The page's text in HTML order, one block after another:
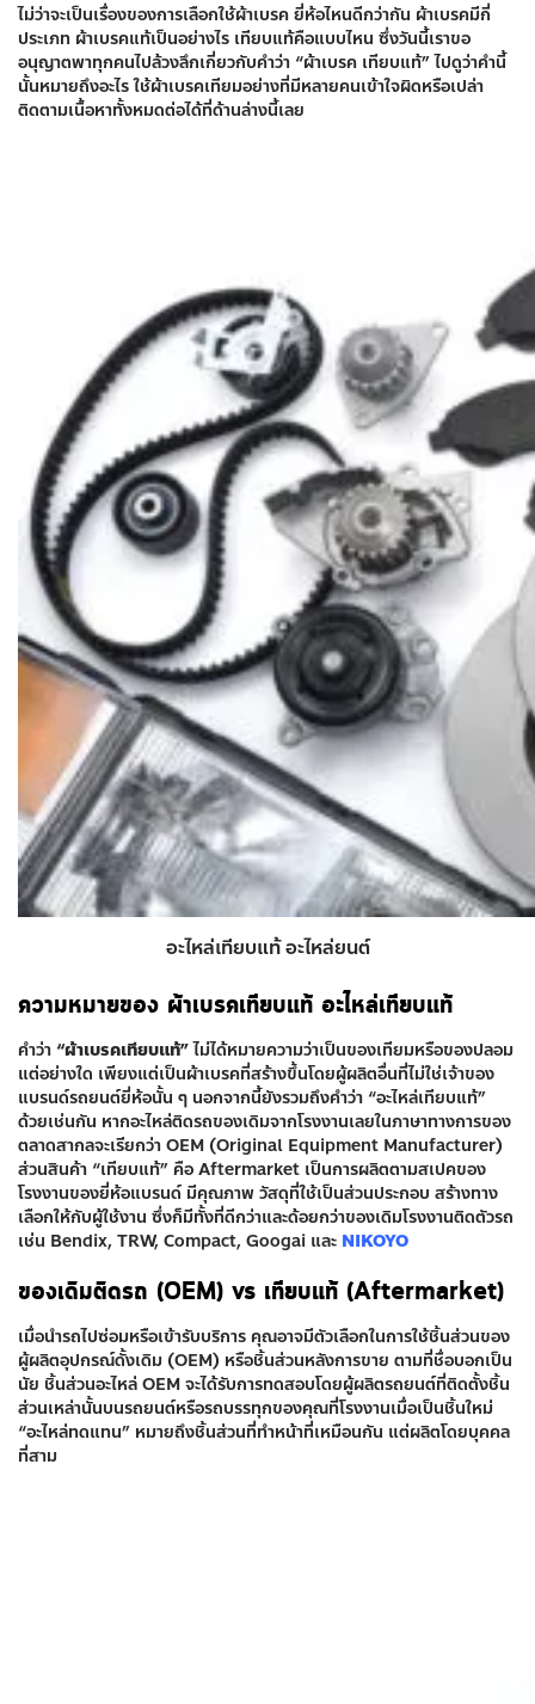
ไม่ว่าจะเป็นเรื่องของการเลือกใช้ผ้าเบรค ยี่ห้อไหนดีกว่ากัน ผ้าเบรคมีกี่
ประเภท ผ้าเบรคแท้เป็นอย่างไร เทียบแท้คือแบบไหน ซึ่งวันนี้เราขอ
อนุญาตพาทุกคนไปล้วงลึกเกี่ยวกับคำว่า “ผ้าเบรค เทียบแท้” ไปดูว่าคำนี้
นั้นหมายถึงอะไร ใช้ผ้าเบรคเทียมอย่างที่มีหลายคนเข้าใจผิดหรือเปล่า
ติดตามเนื้อหาทั้งหมดต่อได้ที่ด้านล่างนี้เลย
อะไหล่เทียบแท้ อะไหล่ยนต์
ความหมายของ ผ้าเบรคเทียบแท้อะไหล่เทียบแท้
คำว่า“ผ้าเบรคเทียบแท้”ไม่ได้หมายความว่าเป็นของเทียมหรือของปลอม
แต่อย่างใด เพียงแต่เป็นผ้าเบรคที่สร้างขึ้นโดยผู้ผลิตอื่นที่ไม่ใช่เจ้าของ
แบรนด์รถยนต์ยี่ห้อนั้น ๆ นอกจากนี้ยังรวมถึงคำว่า “อะไหล่เทียบแท้”
ด้วยเช่นกัน หากอะไหล่ติดรถของเดิมจากโรงงานเลยในภาษาทางการของ
ตลาดสากลจะเรียกว่า OEM (Original Equipment Manufacturer)
ส่วนสินค้า “เทียบแท้” คือ Aftermarket เป็นการผลิตตามสเปคของ
โรงงานของยี่ห้อแบรนด์ มีคุณภาพ วัสดุที่ใช้เป็นส่วนประกอบ สร้างทาง
เลือกให้กับผู้ใช้งาน ซึ่งก็มีทั้งที่ดีกว่าและด้อยกว่าของเดิมโรงงานติดตัวรถ
เช่น Bendix, TRW, Compact, Googai และ NIKOYO
ของเดิมติดรถ (OEM) vs เทียบแท้ (Aftermarket)
เมื่อนำรถไปซ่อมหรือเข้ารับบริการ คุณอาจมีตัวเลือกในการใช้ชิ้นส่วนของ
ผู้ผลิตอุปกรณ์ดั้งเดิม (OEM) หรือชิ้นส่วนหลังการขาย ตามที่ชื่อบอกเป็น
นัย ชิ้นส่วนอะไหล่ OEM จะได้รับการทดสอบโดยผู้ผลิตรถยนต์ที่ติดตั้งชิ้น
ส่วนเหล่านั้นบนรถยนต์หรือรถบรรทุกของคุณที่โรงงานเมื่อเป็นชิ้นใหม่
“อะไหล่ทดแทน” หมายถึงชิ้นส่วนที่ทำหน้าที่เหมือนกัน แต่ผลิตโดยบุคคล
ที่สาม